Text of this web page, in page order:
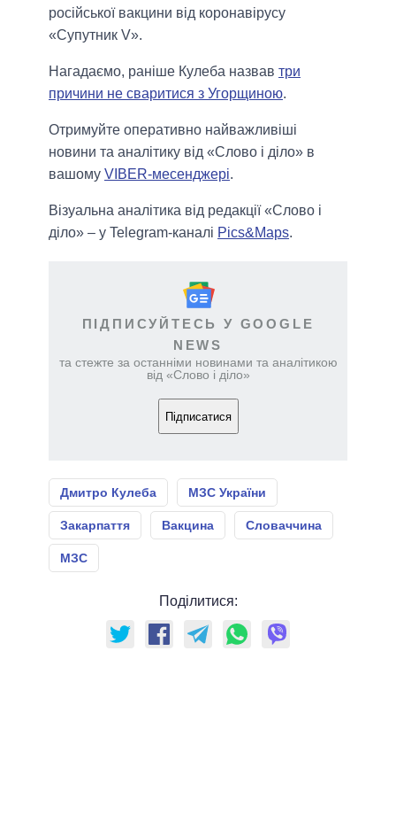
російської вакцини від коронавірусу
«Супутник V».
Нагадаємо, раніше Кулеба назвав три
причини не сваритися з Угорщиною.
Отримуйте оперативно найважливіші
новини та аналітику від «Слово і діло» в
вашому VIBER-месенджері.
Візуальна аналітика від редакції «Слово і
діло» – у Telegram-каналі Pics&Maps.
ПІДПИСУЙТЕСЬ У GOOGLE
NEWS
та стежте за останніми новинами та аналітикою
від «Слово і діло»
Підписатися
Дмитро Кулеба МЗС України
Закарпаття Вакцина Словаччина
МЗС
Поділитися: